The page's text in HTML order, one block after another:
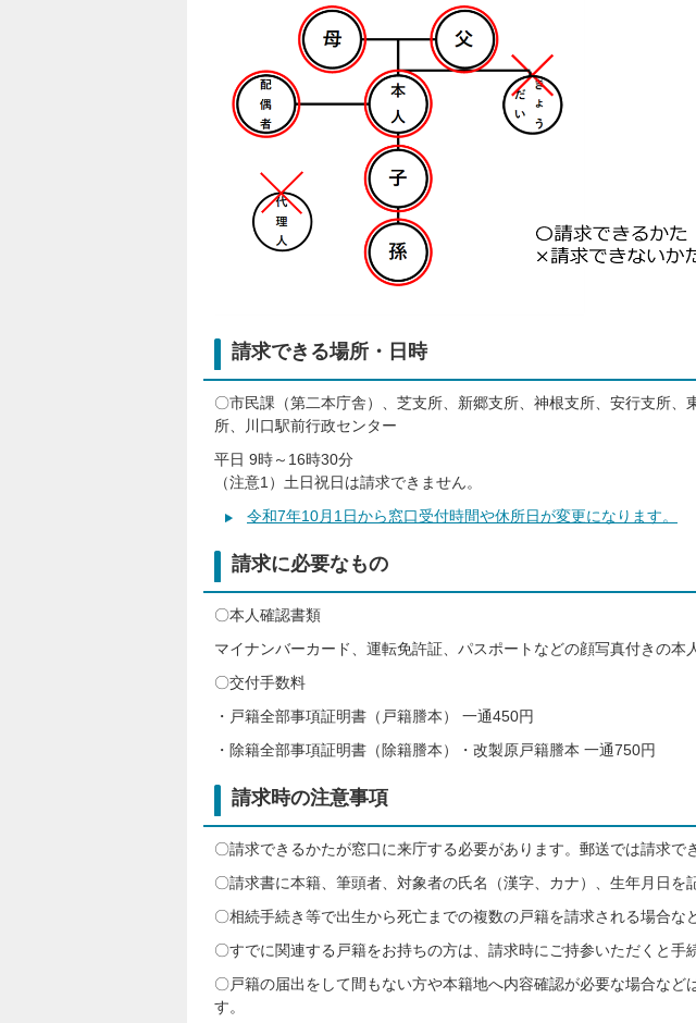
請求できる場所・日時
〇市民課（第二本庁舎）、芝支所、新郷支所、神根支所、安行支所、
所、川口駅前行政センター
平日 9時～16時30分
（注意1）土日祝日は請求できません。
令和7年10月1日から窓口受付時間や休所日が変更になります。
請求に必要なもの
〇本人確認書類
マイナンバーカード、運転免許証、パスポートなどの顔写真付きの本
〇交付手数料
・戸籍全部事項証明書（戸籍謄本） 一通450円
・除籍全部事項証明書（除籍謄本）・改製原戸籍謄本 一通750円
請求時の注意事項
〇請求できるかたが窓口に来庁する必要があります。郵送では請求で
〇請求書に本籍、筆頭者、対象者の氏名（漢字、カナ）、生年月日を
〇相続手続き等で出生から死亡までの複数の戸籍を請求される場合な
〇すでに関連する戸籍をお持ちの方は、請求時にご持参いただくと手
〇戸籍の届出をして間もない方や本籍地へ内容確認が必要な場合など
す。